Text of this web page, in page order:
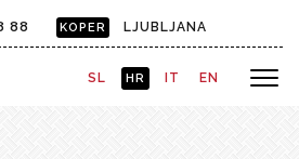
88 KOPER LJUBLJANA
SL HR IT EN